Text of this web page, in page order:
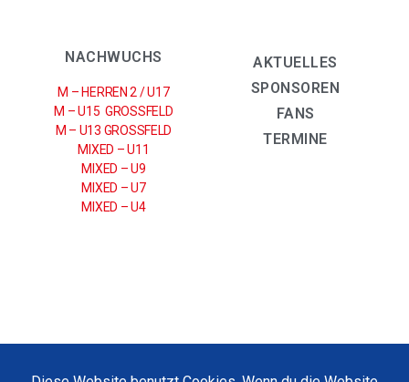
NACHWUCHS
M – HERREN 2 / U17
M – U15 GROSSFELD
M – U13 GROSSFELD
MIXED – U11
MIXED – U9
MIXED – U7
MIXED – U4
AKTUELLES
SPONSOREN
FANS
TERMINE